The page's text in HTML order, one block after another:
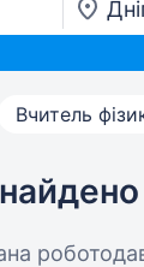
Вчитель